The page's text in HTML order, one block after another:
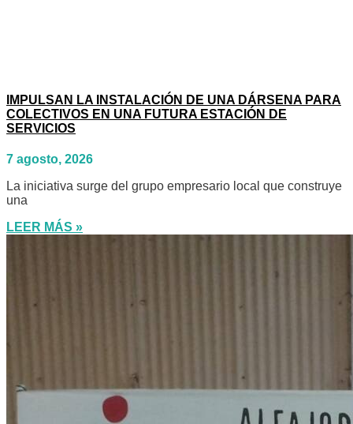
IMPULSAN LA INSTALACIÓN DE UNA DÁRSENA PARA
COLECTIVOS EN UNA FUTURA ESTACIÓN DE
SERVICIOS
7 agosto, 2026
La iniciativa surge del grupo empresario local que construye
una
LEER MÁS »